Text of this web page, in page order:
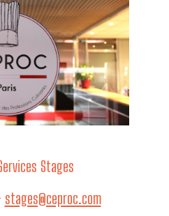
Stages
stages@ceproc.com